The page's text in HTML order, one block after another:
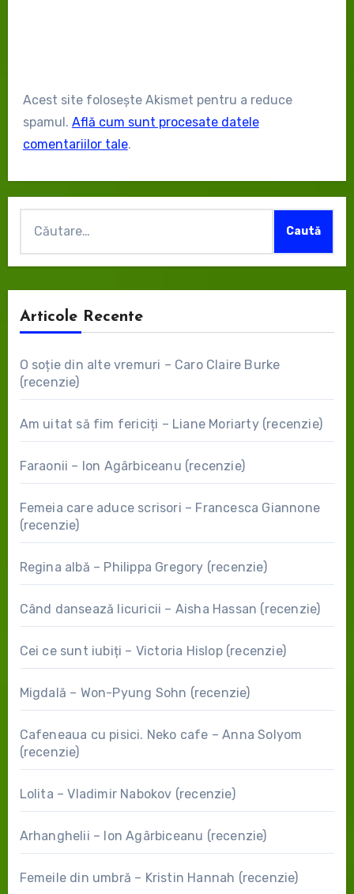
Acest site folosește Akismet pentru a reduce
spamul. Află cum sunt procesate datele
comentariilor tale.
Articole Recente
O soție din alte vremuri – Caro Claire Burke
(recenzie)
Am uitat să fim fericiți – Liane Moriarty (recenzie)
Faraonii – Ion Agârbiceanu (recenzie)
Femeia care aduce scrisori – Francesca Giannone
(recenzie)
Regina albă – Philippa Gregory (recenzie)
Când dansează licuricii – Aisha Hassan (recenzie)
Cei ce sunt iubiți – Victoria Hislop (recenzie)
Migdală – Won-Pyung Sohn (recenzie)
Cafeneaua cu pisici. Neko cafe – Anna Solyom
(recenzie)
Lolita – Vladimir Nabokov (recenzie)
Arhanghelii – Ion Agârbiceanu (recenzie)
Femeile din umbră – Kristin Hannah (recenzie)